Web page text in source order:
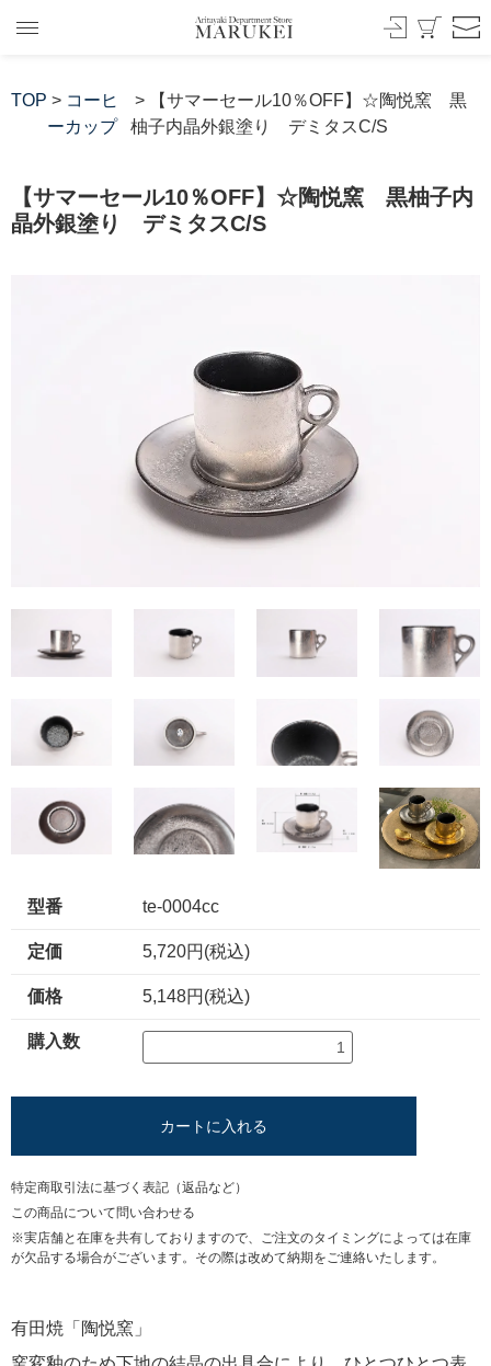
TOP > コーヒ
ーカップ
> 【サマーセール10％OFF】☆陶悦窯 黒
柚子内晶外銀塗り デミタスC/S
【サマーセール10％OFF】☆陶悦窯 黒柚子内
晶外銀塗り デミタスC/S
型番 te-0004cc
定価 5,720円(税込)
価格 5,148円(税込)
購入数
カートに入れる
特定商取引法に基づく表記（返品など）
この商品について問い合わせる
※実店舗と在庫を共有しておりますので、ご注文のタイミングによっては在庫
が欠品する場合がございます。その際は改めて納期をご連絡いたします。
有田焼「陶悦窯」